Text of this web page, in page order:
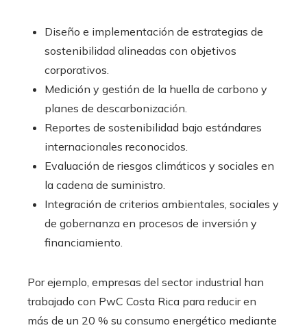
Diseño e implementación de estrategias de
sostenibilidad alineadas con objetivos
corporativos.
Medición y gestión de la huella de carbono y
planes de descarbonización.
Reportes de sostenibilidad bajo estándares
internacionales reconocidos.
Evaluación de riesgos climáticos y sociales en
la cadena de suministro.
Integración de criterios ambientales, sociales y
de gobernanza en procesos de inversión y
financiamiento.
Por ejemplo, empresas del sector industrial han
trabajado con PwC Costa Rica para reducir en
más de un 20 % su consumo energético mediante